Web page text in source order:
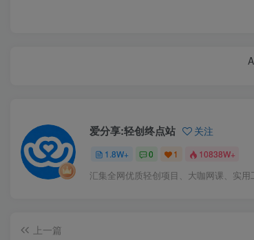
爱分享:轻创终点站 关注
1.8W+ 0 1 10838W+
汇集全网优质轻创项目、大咖网课、实用
上一篇